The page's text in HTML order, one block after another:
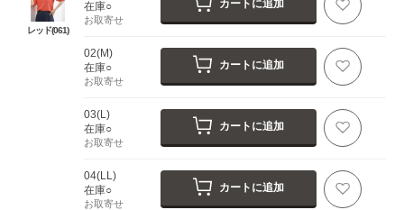
レッド(061)
在庫○
お取寄せ
カートに追加
02(M)
在庫○
お取寄せ
カートに追加
03(L)
在庫○
お取寄せ
カートに追加
04(LL)
在庫○
お取寄せ
カートに追加